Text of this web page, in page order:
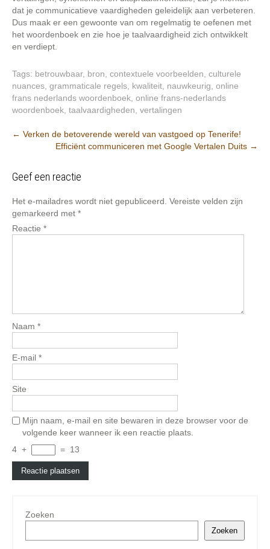
dat je communicatieve vaardigheden geleidelijk aan verbeteren.
Dus maak er een gewoonte van om regelmatig te oefenen met
het woordenboek en zie hoe je taalvaardigheid zich ontwikkelt
en verdiept.
Tags: betrouwbaar, bron contextuele voorbeelden culturele
nuances grammaticale regels kwaliteit nauwkeurig online
frans nederlands woordenboek online frans-nederlands
woordenboek taalvaardigheden vertalingen
Berichtnavigatie
← Verken de betoverende wereld van vastgoed op Tenerife!
Efficiënt communiceren met Google Vertalen Duits →
Geef een reactie
Het e-mailadres wordt niet gepubliceerd. Vereiste velden zijn
gemarkeerd met *
Reactie *
Naam *
E-mail *
Site
Mijn naam, e-mail en site bewaren in deze browser voor de
volgende keer wanneer ik een reactie plaats.
4 + = 13
Zoeken
Zoeken